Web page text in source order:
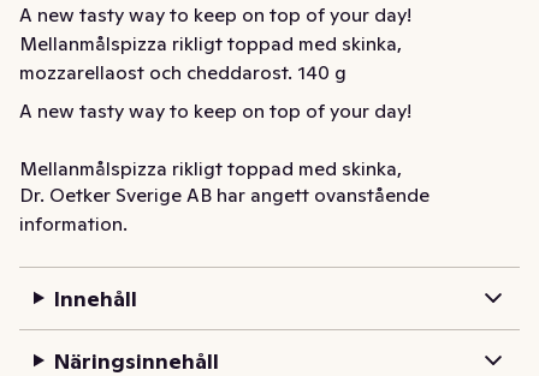
A new tasty way to keep on top of your day!
Mellanmålspizza rikligt toppad med skinka,
mozzarellaost och cheddarost. 140 g
A new tasty way to keep on top of your day!
Mellanmålspizza rikligt toppad med skinka,
mozzarellaost och cheddarost. 140 g
Dr. Oetker Sverige AB har angett ovanstående
information.
Innehåll
Näringsinnehåll